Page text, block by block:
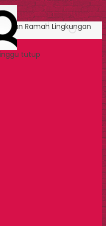
Ramah Lingkungan
tutup